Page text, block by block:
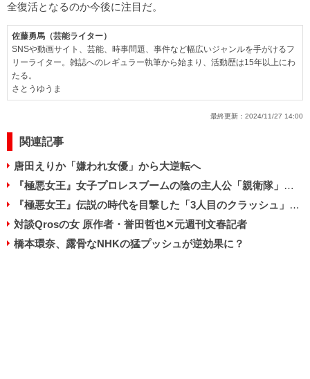
全復活となるのか今後に注目だ。
佐藤勇馬（芸能ライター）
SNSや動画サイト、芸能、時事問題、事件など幅広いジャンルを手がけるフ
リーライター。雑誌へのレギュラー執筆から始まり、活動歴は15年以上にわ
たる。
さとうゆうま
最終更新： 2024/11/27 14:00
関連記事
唐田えりか「嫌われ女優」から大逆転へ
『極悪女王』女子プロレスブームの陰の主人公「親衛隊」の正体…
『極悪女王』伝説の時代を目撃した「3人目のクラッシュ」インタビュー前編
対談Qrosの女 原作者・誉田哲也✕元週刊文春記者
橋本環奈、露骨なNHKの猛プッシュが逆効果に？